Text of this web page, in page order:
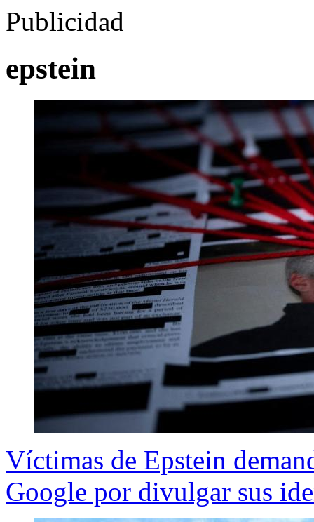
Publicidad
epstein
Víctimas de Epstein
Google por divulgar sus